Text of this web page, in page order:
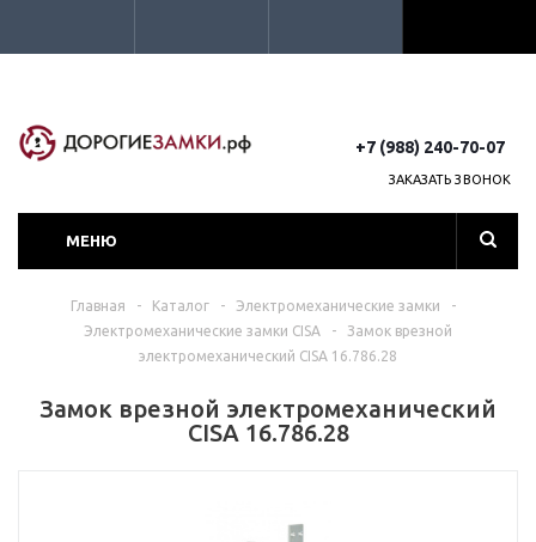
+7 (988) 240-70-07
ЗАКАЗАТЬ ЗВОНОК
МЕНЮ
Главная - Каталог - Электромеханические замки
-
Электромеханические замки CISA
-
Замок врезной
электромеханический CISA 16.786.28
Замок врезной электромеханический
CISA 16.786.28